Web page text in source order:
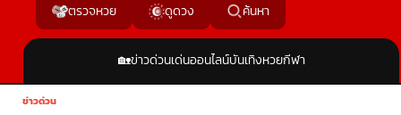
ตรวจหวย ดูดวง ค้นหา
🏡ข่าวด่วนเด่นออนไลน์บันเทิงหวยกีฬา
ข่าวด่วน